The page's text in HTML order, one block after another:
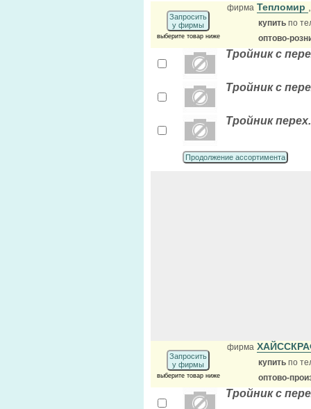
Запросить
у фирмы
выберите товар ниже
фирма Тепломир
купить по
оптово-
Тройник с
Тройник с
Тройник
Продолжение ассортимента
Запросить
у фирмы
выберите товар ниже
фирма
купить по
оптово-
Тройник с